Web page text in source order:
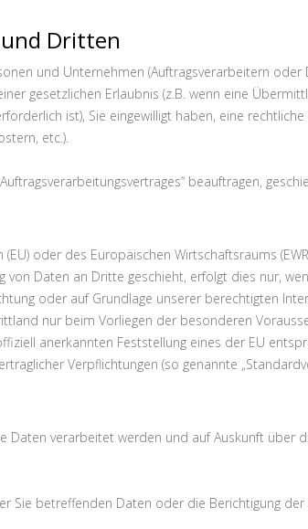
Dritten
und Unternehmen (Auftragsverarbeitern
gesetzlichen Erlaubnis (z.B. wenn eine
ist), Sie eingewilligt haben, eine
etc.).
beauftragen,
oder des Europäischen Wirtschaftsraums
Daten an Dritte geschieht, erfolgt dies nur,
oder auf Grundlage unserer berechtigten
nur beim Vorliegen der besonderen
anerkannten Feststellung eines der EU
Verpflichtungen (so genannte
Daten verarbeitet werden und auf Auskunft über
Sie betreffenden Daten oder die Berichtigung